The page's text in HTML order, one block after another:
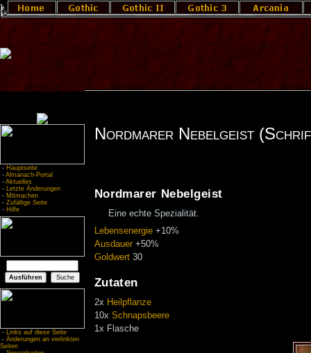
- Hauptseite
- Almanach-Portal
- Aktuelles
- Letzte Änderungen
- Mitmachen
- Zufällige Seite
- Hilfe
- Links auf diese Seite
- Änderungen an verlinkten
Seiten
Nordmarer Nebelgeist
Nordmarer Nebelgeist
Eine echte Spezialität.
Lebensenergie+10%
Ausdauer+50%
Goldwert30
Zutaten
2x Heilpflanze
10x Schnapsbeere
1x Flasche